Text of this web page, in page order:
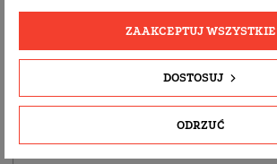
OPIS
ODRZUĆ
DOSTOSUJ
ZAAKCEPTUJ WSZYSTKIE